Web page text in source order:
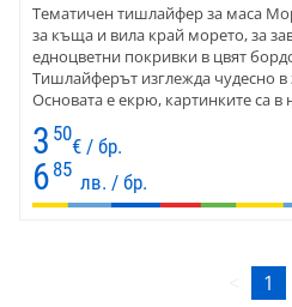
Тематичен тишлайфер за маса
за къща и вила край морето, за
едноцветни покривки в цвят
Тишлайферът изглежда чудесно в
Основата е екрю, картинките са в
Материята е съчетание от памук и
3 50
€ / бр.
6 85
лв. / бр.
1